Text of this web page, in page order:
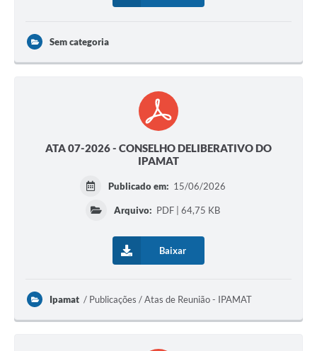
Sem categoria
ATA 07-2026 - CONSELHO DELIBERATIVO DO
IPAMAT
Publicado em: 15/06/2026
Arquivo: PDF | 64,75 KB
Baixar
Ipamat Publicações / Atas de Reunião - IPAMAT